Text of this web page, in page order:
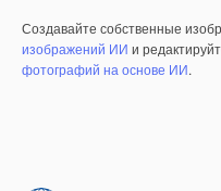
Создавайте собственные
изображений ИИ и
фотографий на основе ИИ.